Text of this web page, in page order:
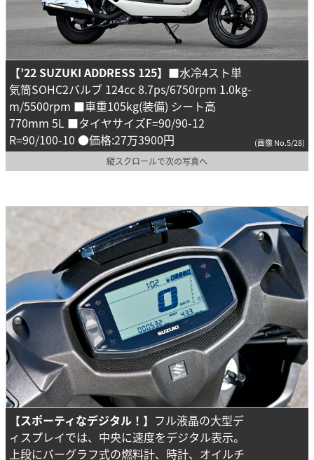
【’22 SUZUKI ADDRESS 125】 ■水冷4スト単
気筒SOHC2バルブ 124cc 8.7ps/6750rpm 1.0kg-
m/5500rpm ■車重105kg(装備) シート高
770mm 5L ■タイヤサイズF=90/90-12
R=90/100-10 ●価格:27万3900円
(画像 No.5/28)
縦スクロールで次の写真へ
【スポーティなデジタル！】 フル液晶の大型デ
ィスプレイでは、中央に速度をデジタル表示。
上段にバーグラフ式の燃料計、時計、オイルチ